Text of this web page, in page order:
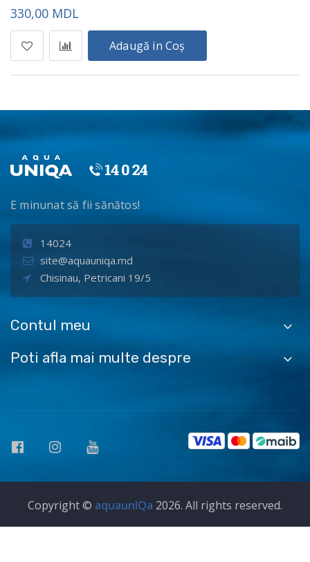
330,00 MDL
Adaugă in Coș
E minunat să fii sănătos!
14024
site@aquauniqa.md
Chisinau, Petricani 19/5
Contul meu
Poti afla mai multe despre
Copyright © aquaunIQa 2026. All rights reserved.